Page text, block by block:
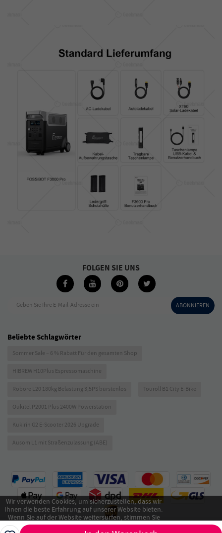
Geben Sie Ihre E-Mail-Adresse ein ABONNIEREN
FOLGEN SIE UNS
Wir verwenden Cookies, um sicherzustellen, dass wir
Ihnen die beste Erfahrung auf unserer Website bieten.
Wenn Sie auf der Website weitersurfen, stimmen Sie
unserer Verwendung von Cookies zu.
Beliebte Schlagwörter
Sommer Sale – 6 % Rabatt Für den gesamten Shop
HIBREW H10Plus Espressomaschine
Robore L20 180kg Belastung 3,5PS bürstenlos Touroll B1 City E-Bike
Oukitel P2001 Plus 2400W Powerstation
Kukirin G2 E-Scooter 2026 Upgrade
Ausom L1 mit Straßenzulassung (ABE)